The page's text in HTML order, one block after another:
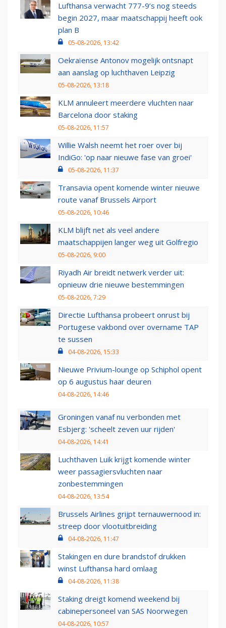
Lufthansa verwacht 777-9’s nog steeds
begin 2027, maar maatschappij heeft ook
plan B
05-08-2026, 13:42
Oekraïense Antonov mogelijk ontsnapt
aan aanslag op luchthaven Leipzig
05-08-2026, 13:18
KLM annuleert meerdere vluchten naar
Barcelona door staking
05-08-2026, 11:57
Willie Walsh neemt het roer over bij
IndiGo: 'op naar nieuwe fase van groei'
05-08-2026, 11:37
Transavia opent komende winter nieuwe
route vanaf Brussels Airport
05-08-2026, 10:46
KLM blijft net als veel andere
maatschappijen langer weg uit Golfregio
05-08-2026, 9:00
Riyadh Air breidt netwerk verder uit:
opnieuw drie nieuwe bestemmingen
05-08-2026, 7:29
Directie Lufthansa probeert onrust bij
Portugese vakbond over overname TAP
te sussen
04-08-2026, 15:33
Nieuwe Privium-lounge op Schiphol opent
op 6 augustus haar deuren
04-08-2026, 14:46
Groningen vanaf nu verbonden met
Esbjerg: 'scheelt zeven uur rijden'
04-08-2026, 14:41
Luchthaven Luik krijgt komende winter
weer passagiersvluchten naar
zonbestemmingen
04-08-2026, 13:54
Brussels Airlines grijpt ternauwernood in:
streep door vlootuitbreiding
04-08-2026, 11:47
Stakingen en dure brandstof drukken
winst Lufthansa hard omlaag
04-08-2026, 11:38
Staking dreigt komend weekend bij
cabinepersoneel van SAS Noorwegen
04-08-2026, 10:57